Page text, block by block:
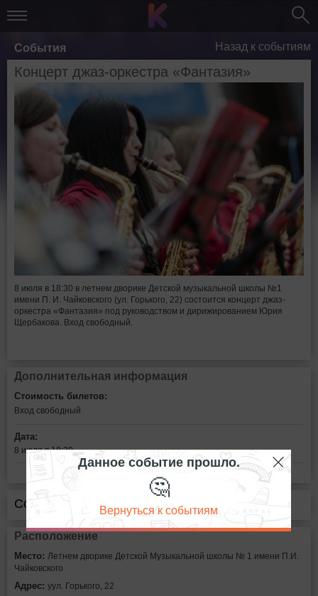
События Назад к событиям
Концерт джаз-оркестра «Фантазия»
8 июля в 18:30 в летнем дворике Детской музыкальной школы №1
имени П. И. Чайковского (ул. Горького, 22) состоится концерт джаз-
оркестра «Фантазия» под руководством и дирижированием Юрия
Щербакова. Вход свободный.
Дополнительная информация
Стоимость билетов:
Вход свободный
Дата:
8 июля в 18:30
Сообщить об ошибке
Расположение
Место: Летнем дворике Детской Музыкальной школы № 1 имени П.И.
Чайковского
Адрес: уул. Горького, 22
Данное событие прошло.
🤔
Вернуться к событиям